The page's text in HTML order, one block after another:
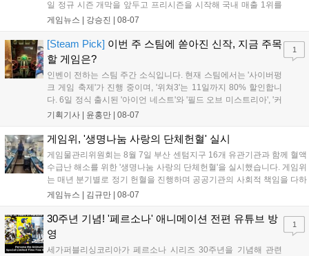
일 정규 시즌 개막을 앞두고 프리시즌을 시작해 국내 매출 1위를
기록했습니다. 25주년을 맞은 '고스트 리콘' 시리즈는 8월 6일 쇼
'마블 투혼: 파이팅 소울즈'와 레트로 수리 시뮬레이션 '리스토
리'도 스팀에 정식 출시되었습니다....
게임뉴스 | 강승진 | 08-07
[Steam Pick] 이번 주 스팀에 쏟아진 신작, 지금 주목
할 게임은?
인벤이 전하는 스팀 주간 소식입니다. 현재 스팀에서는 '사이버펑
크 게임 축제'가 진행 중이며, '위쳐3'는 11일까지 80% 할인합니
다. 6일 정식 출시된 '아이언 네스트'와 '필드 오브 미스트리아', '커
세어 코브'가 호평받고 있습니다. 한편, 7일 출시된 '마블 투혼'은
다. 유비소프트의 '고스트리콘: 와일드랜드'는 7년 만의 대규모 업
기획기사 | 윤홍만 | 08-07
1
게임위, '생명나눔 사랑의 단체헌혈' 실시
게임물관리위원회는 8월 7일 부산 센텀지구 16개 유관기관과 함께 혈액
수급난 해소를 위한 '생명나눔 사랑의 단체헌혈'을 실시했습니다. 게임위
는 매년 분기별로 정기 헌혈을 진행하며 공공기관의 사회적 책임을 다하
고 있으며, 이번 행사에는 영화진흥위원회 등 14개 기관 임직원이 동참
따뜻한 실천에 참여한 모든 임직원에게 감사의 뜻을 전하며 헌혈 문화
확산에 앞장섰습니다....
게임뉴스 | 김규만 | 08-07
30주년 기념! '페르소나' 애니메이션 전편 유튜브 방
영
세가퍼블리싱코리아가 페르소나 시리즈 30주년을 기념해 관련
1